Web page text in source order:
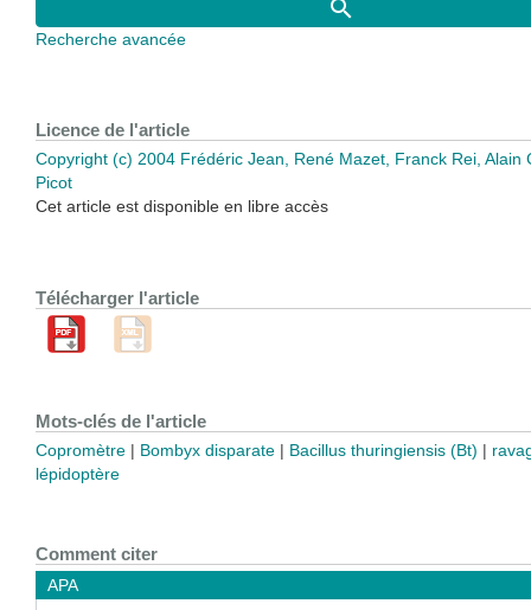
Recherche avancée
Licence de l'article
Copyright (c) 2004 Frédéric Jean, René Mazet, Franck Rei, Alain
Picot
Cet article est disponible en libre accès
Télécharger l'article
Mots-clés de l'article
Copromètre Bombyx disparate Bacillus thuringiensis (Bt)
lépidoptère
Comment citer
APA